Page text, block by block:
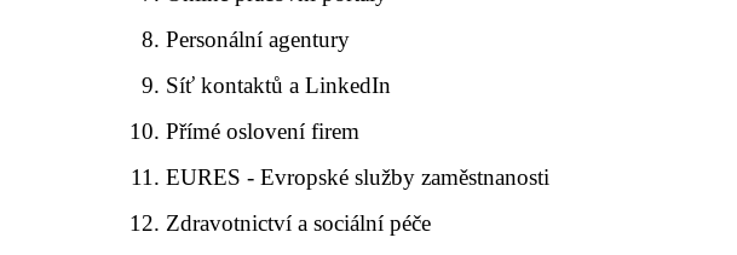
Personální agentury
Síť kontaktů a LinkedIn
Přímé oslovení firem
EURES - Evropské služby zaměstnanosti
Zdravotnictví a sociální péče